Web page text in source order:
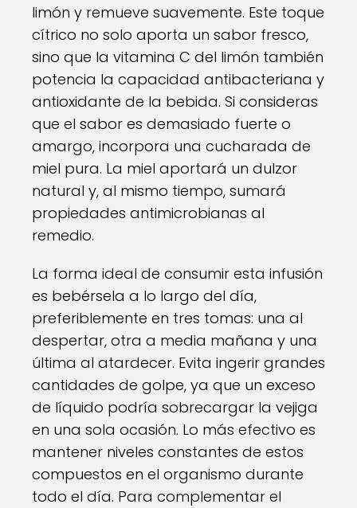
limón y remueve suavemente. Este toque
cítrico no solo aporta un sabor fresco,
sino que la vitamina C del limón también
potencia la capacidad antibacteriana y
antioxidante de la bebida. Si consideras
que el sabor es demasiado fuerte o
amargo, incorpora una cucharada de
miel pura. La miel aportará un dulzor
natural y, al mismo tiempo, sumará
propiedades antimicrobianas al
remedio.
La forma ideal de consumir esta infusión
es bebérsela a lo largo del día,
preferiblemente en tres tomas: una al
despertar, otra a media mañana y una
última al atardecer. Evita ingerir grandes
cantidades de golpe, ya que un exceso
de líquido podría sobrecargar la vejiga
en una sola ocasión. Lo más efectivo es
mantener niveles constantes de estos
compuestos en el organismo durante
todo el día. Para complementar el